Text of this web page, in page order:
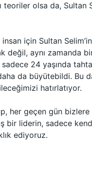
olsa da, Sultan
için Sultan Selim’in
değil, aynı zamanda
24 yaşında
da büyütebildi. Bu
hatırlatıyor.
her geçen gün
bir liderin, sadece
ediyoruz.